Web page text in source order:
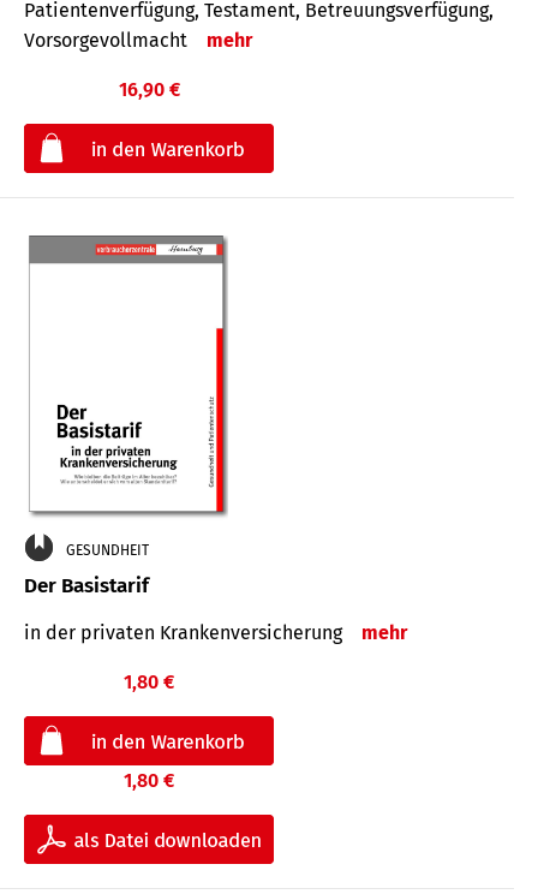
Patienten­ver­fügung, Testa­ment, Be­treuungs­verfü­gung,
Vor­sorge­voll­macht
mehr
16,90 €
GESUNDHEIT
Der Basistarif
in der privaten Kran­ken­ver­siche­rung mehr
1,80 €
1,80 €